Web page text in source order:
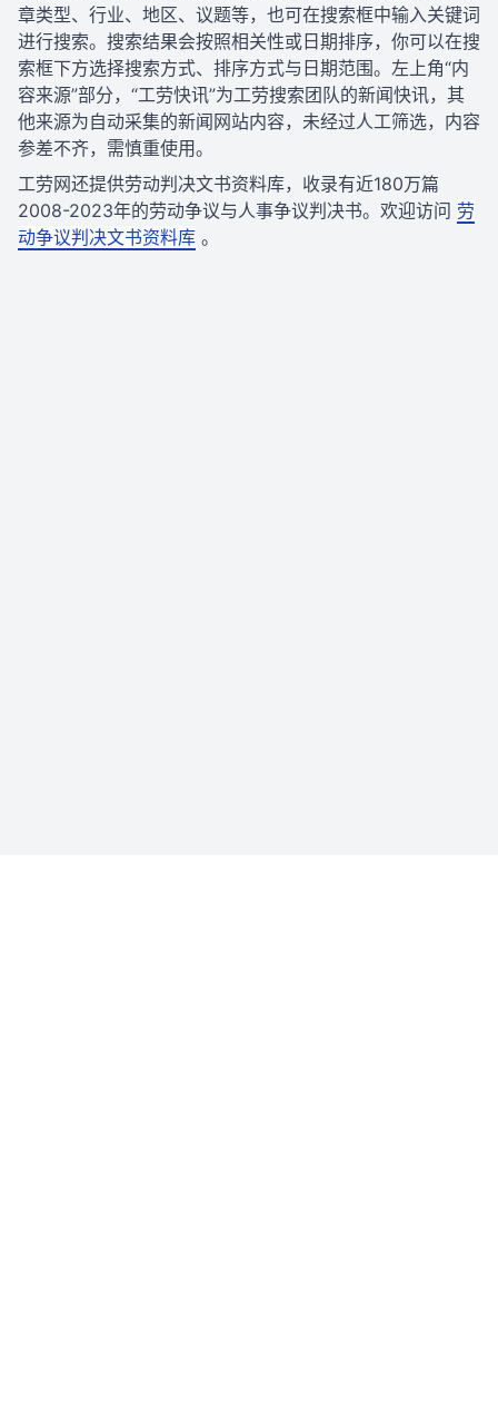
章类型、行业、地区、议题等，也可在搜索框中输入关键词
进行搜索。搜索结果会按照相关性或日期排序，你可以在搜
索框下方选择搜索方式、排序方式与日期范围。左上角“内
容来源”部分，“工劳快讯”为工劳搜索团队的新闻快讯，其
他来源为自动采集的新闻网站内容，未经过人工筛选，内容
参差不齐，需慎重使用。
工劳网还提供劳动判决文书资料库，收录有近180万篇
2008-2023年的劳动争议与人事争议判决书。欢迎访问 劳
动争议判决文书资料库 。